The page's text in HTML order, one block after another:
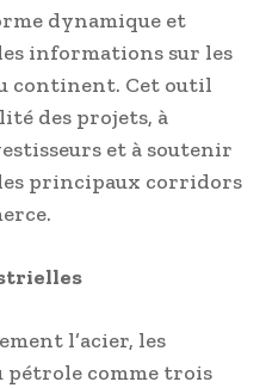
dynamique et
informations sur les
continent. Cet outil
des projets, à
et à soutenir
principaux corridors
l’acier, les
pétrole comme trois